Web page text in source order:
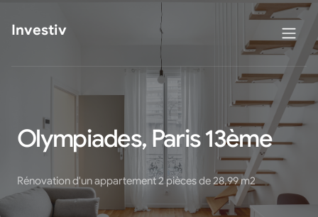
Investiv
Olympiades, Paris 13ème
Rénovation d'un appartement 2 pièces de 28,99 m2